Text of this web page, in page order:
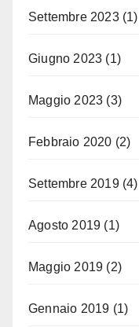
Settembre 2023(1)
Giugno 2023 (1)
Maggio 2023 (3)
Febbraio 2020 (2)
Settembre 2019(4)
Agosto 2019 (1)
Maggio 2019 (2)
Gennaio 2019 (1)